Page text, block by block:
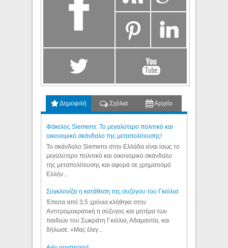
Δημοφιλή Σχόλια Αρχείο
Φάκελος Siemens: Το μεγαλύτερο πολιτικό και
οικονομικό σκάνδαλο της μεταπολίτευσης!
Το σκάνδαλο Siemens στην Ελλάδα είναι ίσως το
μεγαλύτερο πολιτικό και οικονομικό σκάνδαλο
της μεταπολίτευσης και αφορά σε χρηματισμό
Ελλήν...
Συγκλονίζει η κατάθεση της συζύγου του Γκιόλια
Έπειτα από 3,5 χρόνια κλήθηκε στην
Αντιτρομοκρατική η σύζυγος και μητέρα των
παιδιών του Σωκράτη Γκιόλια, Αδαμαντία, και
δήλωσε: «Μας έλεγ...